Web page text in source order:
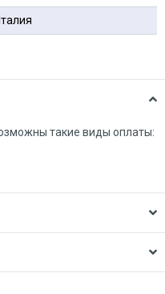
такие виды оплаты: